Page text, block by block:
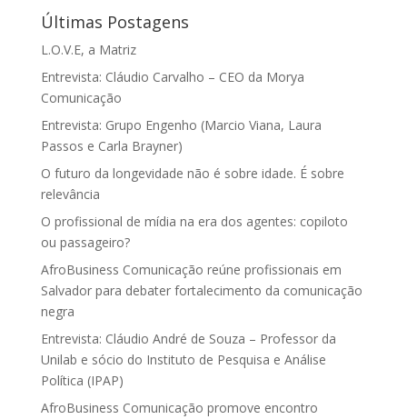
Últimas Postagens
L.O.V.E, a Matriz
Entrevista: Cláudio Carvalho – CEO da Morya
Comunicação
Entrevista: Grupo Engenho (Marcio Viana, Laura
Passos e Carla Brayner)
O futuro da longevidade não é sobre idade. É sobre
relevância
O profissional de mídia na era dos agentes: copiloto
ou passageiro?
AfroBusiness Comunicação reúne profissionais em
Salvador para debater fortalecimento da comunicação
negra
Entrevista: Cláudio André de Souza – Professor da
Unilab e sócio do Instituto de Pesquisa e Análise
Política (IPAP)
AfroBusiness Comunicação promove encontro